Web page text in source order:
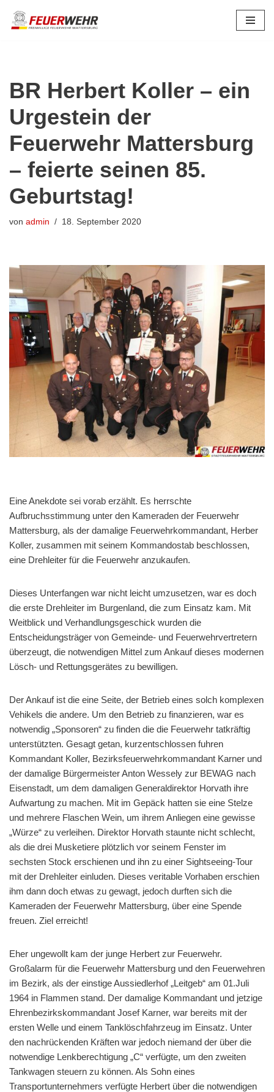
Zum
BR Herbert Koller – ein
Urgestein der
Feuerwehr Mattersburg
– feierte seinen 85.
Geburtstag!
von admin 18. September 2020
Eine Anekdote sei vorab erzählt. Es herrschte
Aufbruchsstimmung unter den Kameraden der Feuerwehr
Mattersburg, als der damalige Feuerwehrkommandant, Herber
Koller, zusammen mit seinem Kommandostab beschlossen,
eine Drehleiter für die Feuerwehr anzukaufen.
Dieses Unterfangen war nicht leicht umzusetzen, war es doch
die erste Drehleiter im Burgenland, die zum Einsatz kam. Mit
Weitblick und Verhandlungsgeschick wurden die
Entscheidungsträger von Gemeinde- und Feuerwehrvertretern
überzeugt, die notwendigen Mittel zum Ankauf dieses modernen
Lösch- und Rettungsgerätes zu bewilligen.
Der Ankauf ist die eine Seite, der Betrieb eines solch komplexen
Vehikels die andere. Um den Betrieb zu finanzieren, war es
notwendig „Sponsoren“ zu finden die die Feuerwehr tatkräftig
unterstützten. Gesagt getan, kurzentschlossen fuhren
Kommandant Koller, Bezirksfeuerwehrkommandant Karner und
der damalige Bürgermeister Anton Wessely zur BEWAG nach
Eisenstadt, um dem damaligen Generaldirektor Horvath ihre
Aufwartung zu machen. Mit im Gepäck hatten sie eine Stelze
und mehrere Flaschen Wein, um ihrem Anliegen eine gewisse
„Würze“ zu verleihen. Direktor Horvath staunte nicht schlecht,
als die drei Musketiere plötzlich vor seinem Fenster im
sechsten Stock erschienen und ihn zu einer Sightseeing-Tour
mit der Drehleiter einluden. Dieses veritable Vorhaben erschien
ihm dann doch etwas zu gewagt, jedoch durften sich die
Kameraden der Feuerwehr Mattersburg, über eine Spende
freuen. Ziel erreicht!
Eher ungewollt kam der junge Herbert zur Feuerwehr.
Großalarm für die Feuerwehr Mattersburg und den Feuerwehren
im Bezirk, als der einstige Aussiedlerhof „Leitgeb“ am 01.Juli
1964 in Flammen stand. Der damalige Kommandant und jetzige
Ehrenbezirkskommandant Josef Karner, war bereits mit der
ersten Welle und einem Tanklöschfahrzeug im Einsatz. Unter
den nachrückenden Kräften war jedoch niemand der über die
notwendige Lenkberechtigung „C“ verfügte, um den zweiten
Tankwagen steuern zu können. Als Sohn eines
Transportunternehmers verfügte Herbert über die notwendigen